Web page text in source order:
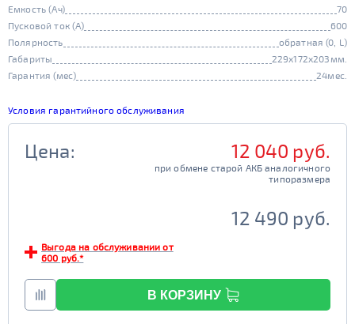
Емкость (Ач)
70
Пусковой ток (А)
600
Полярность
обратная (0, L)
Габариты
229x172x203мм.
Гарантия (мес)
24мес.
Условия гарантийного обслуживания
Цена: 12 040 руб.
при обмене старой АКБ аналогичного
                                         типоразмера
12 490 руб.
Выгода на обслуживании от
600 руб.*
В КОРЗИНУ